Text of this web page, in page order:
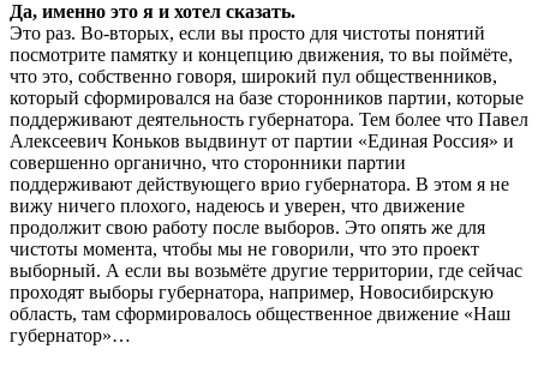
Да, именно это я и хотел сказать.
Это раз. Во-вторых, если вы просто для чистоты понятий
посмотрите памятку и концепцию движения, то вы поймёте,
что это, собственно говоря, широкий пул общественников,
который сформировался на базе сторонников партии, которые
поддерживают деятельность губернатора. Тем более что Павел
Алексеевич Коньков выдвинут от партии «Единая Россия» и
совершенно органично, что сторонники партии
поддерживают действующего врио губернатора. В этом я не
вижу ничего плохого, надеюсь и уверен, что движение
продолжит свою работу после выборов. Это опять же для
чистоты момента, чтобы мы не говорили, что это проект
выборный. А если вы возьмёте другие территории, где сейчас
проходят выборы губернатора, например, Новосибирскую
область, там сформировалось общественное движение «Наш
губернатор»…